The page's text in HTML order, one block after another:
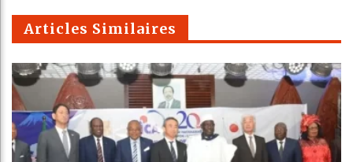
m
Articles Similaires